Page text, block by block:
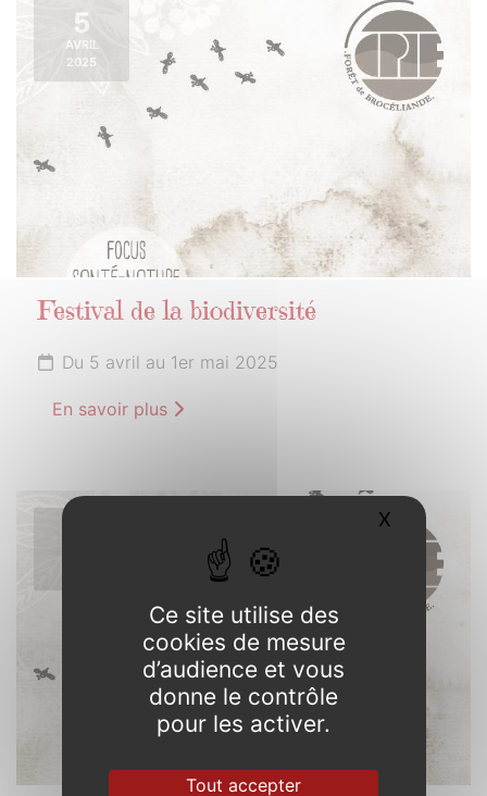
5
AVRIL
2025
Festival de la biodiversité
Du 5 avril au 1er mai 2025
En savoir plus
Ce site utilise des
cookies de mesure
d’audience et vous
donne le contrôle
pour les activer.
Tout accepter
X Masquer